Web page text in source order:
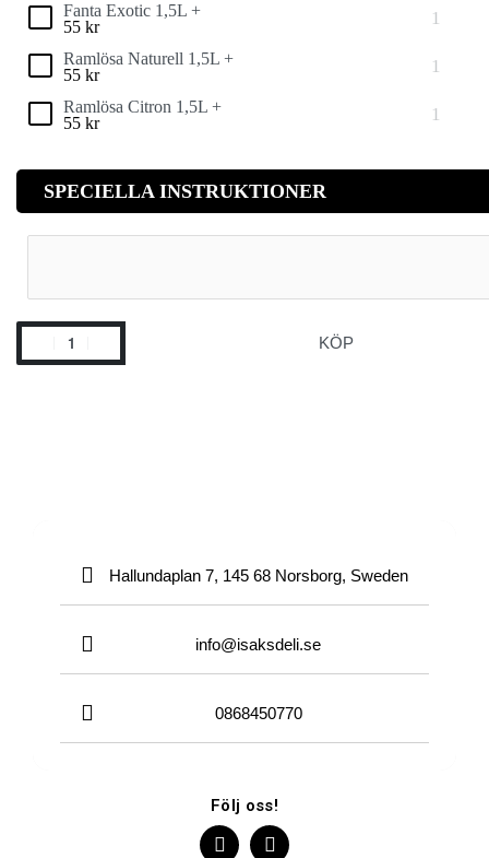
Fanta Exotic 1,5L +
55 kr
Ramlösa Naturell 1,5L +
55 kr
Ramlösa Citron 1,5L +
55 kr
SPECIELLA INSTRUKTIONER
KÖP
Hallundaplan 7, 145 68 Norsborg, Sweden
info@isaksdeli.se
0868450770
Följ oss!